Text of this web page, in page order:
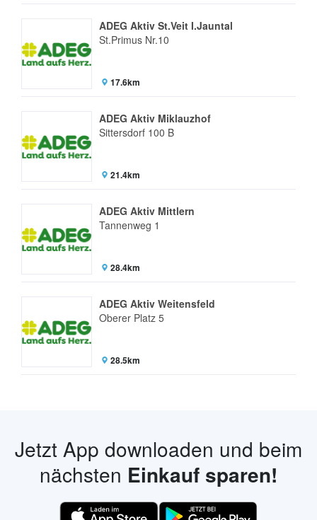
ADEG Aktiv St.Veit I.Jauntal
St.Primus Nr.10
17.6km
ADEG Aktiv Miklauzhof
Sittersdorf 100 B
21.4km
ADEG Aktiv Mittlern
Tannenweg 1
28.4km
ADEG Aktiv Weitensfeld
Oberer Platz 5
28.5km
Jetzt App downloaden und beim
nächsten Einkauf sparen!